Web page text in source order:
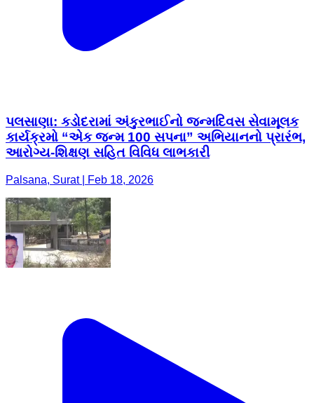
પલસાણા: કડોદરામાં અંકુરભાઈનો જન્મદિવસ સેવામૂલક
કાર્યક્રમો “એક જન્મ 100 સપના” અભિયાનનો પ્રારંભ,
આરોગ્ય-શિક્ષણ સહિત વિવિધ લાભકારી
Palsana, Surat | Feb 18, 2026